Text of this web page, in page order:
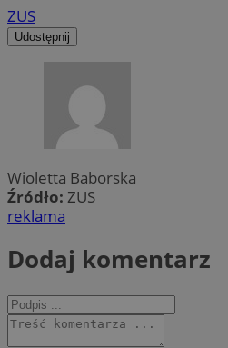
ZUS
Udostępnij
Wioletta Baborska
Źródło: ZUS
reklama
Dodaj komentarz